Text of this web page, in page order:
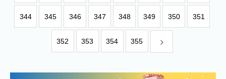
344 345 346 347 348 349 350 351
352 353 354 355